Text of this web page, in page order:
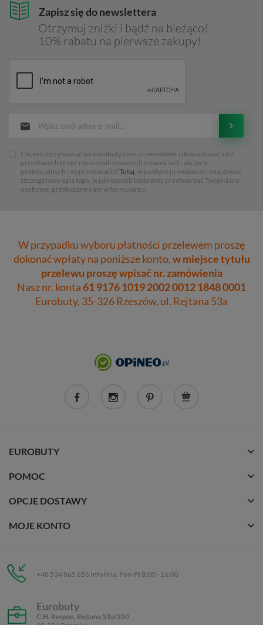
Zapisz się do newslettera
Otrzymuj zniżki i bądź na bieżąco!
10% rabatu na pierwsze zakupy!
Chcesz otrzymywać od eurobuty.com.pl newsletter i dowiadywać sie z
przesłanych przez nas e-maili o naszych nowościach, akcjach
promocyjnych i wyprzedażach? Tutaj, w polityce prywatności znajdziesz
szczegółowy opis tego, w jaki sposób będziemy przetwarzać Twoje dane
osobowe, przekazane nam w formularzu.
W przypadku wyboru płatności przelewem proszę
dokonać wpłaty na poniższe konto,w miejsce tytułu
przelewu proszę wpisać nr. zamówienia
Nasz nr. konta61 9176 1019 2002 0012 1848 0001
Eurobuty, 35-326 Rzeszów, ul. Rejtana 53a
EUROBUTY
POMOC
OPCJE DOSTAWY
MOJE KONTO
+48 534 865 656 Infolinia: Pon-Pt 8:00 - 16:00
Eurobuty
C.H. Respan, Rejtana 53a/250